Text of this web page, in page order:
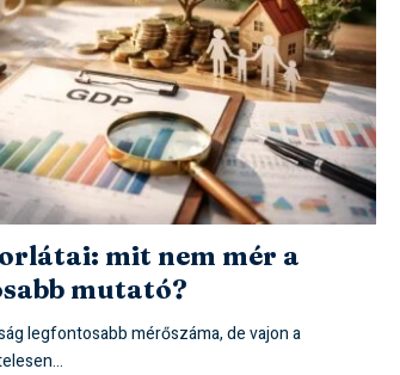
mit nem mér a
mutató?
legfontosabb mérőszáma, de vajon a